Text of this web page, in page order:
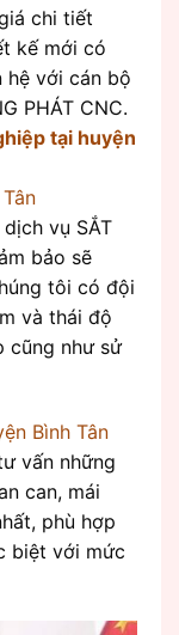
chi tiết
kế mới có
hệ với cán bộ
PHÁT CNC.
tại huyện
vụ SẮT
bảo sẽ
tôi có đội
và thái độ
cũng như sử
Bình Tân
vấn những
can, mái
phù hợp
biệt với mức